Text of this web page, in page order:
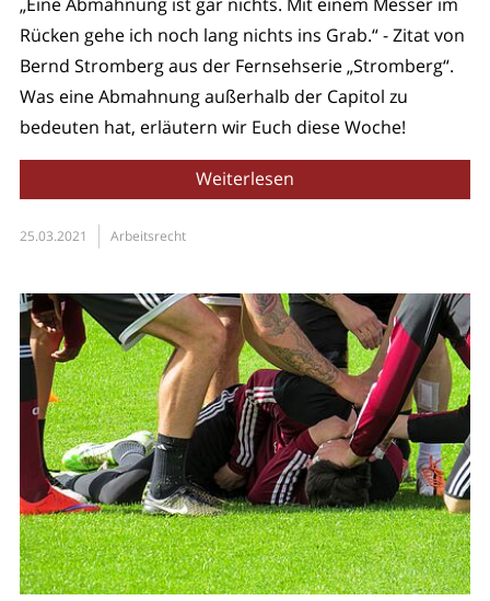
Rücken gehe ich noch lang nichts ins Grab.“ - Zitat von
Bernd Stromberg aus der Fernsehserie „Stromberg“.
Was eine Abmahnung außerhalb der Capitol zu
bedeuten hat, erläutern wir Euch diese Woche!
Weiterlesen
25.03.2021 Arbeitsrecht